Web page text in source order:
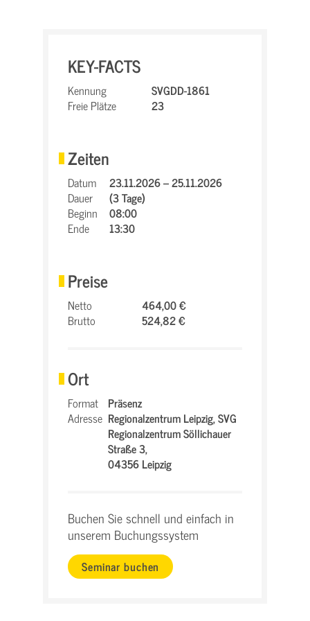
KEY-FACTS
Kennung
SVGDD-1861
Freie Plätze
23
Zeiten
Datum
23.11.2026 – 25.11.2026
Dauer
(3 Tage)
Beginn
08:00
Ende
13:30
Preise
Netto
464,00 €
Brutto
524,82 €
Ort
Format Präsenz
Adresse Regionalzentrum Leipzig,SVG
Regionalzentrum Söllichauer
Straße 3,
04356 Leipzig
Buchen Sie schnell und einfach in
unserem Buchungssystem
Seminar buchen